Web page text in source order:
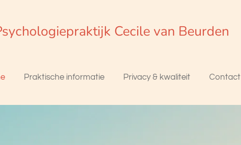
Cecile van Beurden
Praktische informatie Privacy & kwaliteit Contact